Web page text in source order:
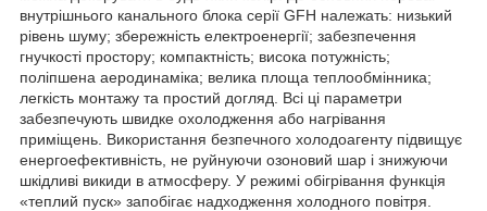
внутрішнього канального блока серії GFH належать: низький
рівень шуму; збережність електроенергії; забезпечення
гнучкості простору; компактність; висока потужність;
поліпшена аеродинаміка; велика площа теплообмінника;
легкість монтажу та простий догляд. Всі ці параметри
забезпечують швидке охолодження або нагрівання
приміщень. Використання безпечного холодоагенту підвищує
енергоефективність, не руйнуючи озоновий шар і знижуючи
шкідливі викиди в атмосферу. У режимі обігрівання функція
«теплий пуск» запобігає надходження холодного повітря.